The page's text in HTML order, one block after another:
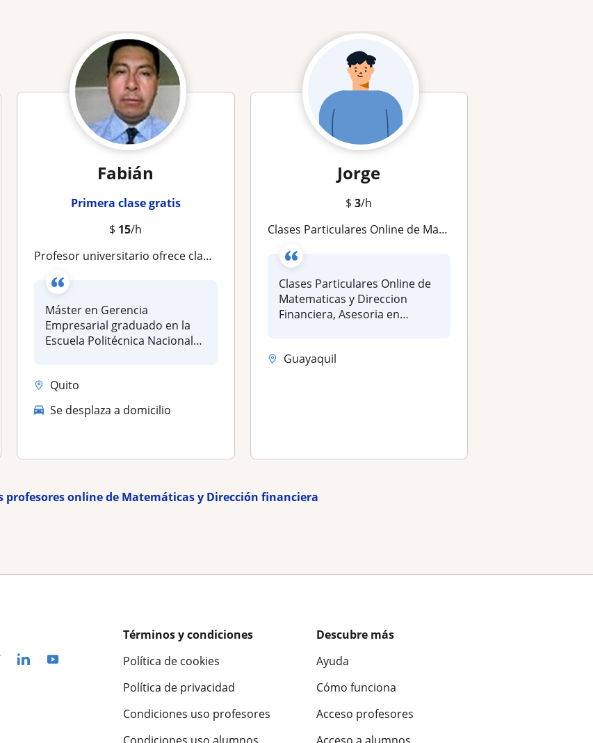
Fabián
Primera clase gratis
$ 15/h
Profesor universitario ofrece clases online o presencial de Matemáticas Financieras, Estadística, Investigación Operativa
Máster en Gerencia
Empresarial graduado en la
Escuela Politécnica Nacional
Quito
Se desplaza a domicilio
Jorge
$3/h
Clases Particulares Online de Matematicas y Direccion Financiera
Clases Particulares Online de
Matematicas y Direccion
Financiera, Asesoria en
Guayaquil
profesores online de Matemáticas y Dirección financiera
Términos y condiciones
Política de cookies
Política de privacidad
Condiciones uso profesores
Descubre más
Ayuda
Cómo funciona
Acceso profesores